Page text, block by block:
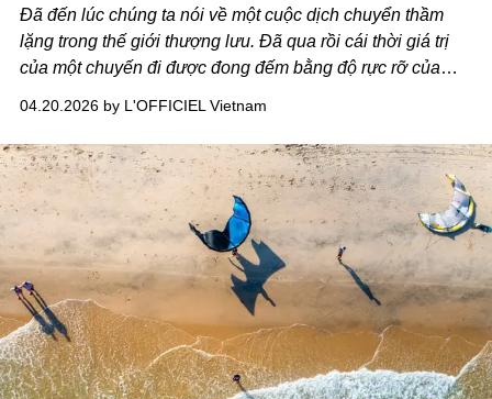
Đã đến lúc chúng ta nói về một cuộc dịch chuyển thầm
lặng trong thế giới thượng lưu. Đã qua rồi cái thời giá trị
của một chuyến đi được đong đếm bằng độ rực rỡ của
đến cứng nhắc. Giới mộ điệu xê dịch ngày nay đã tiến đến
tìm kiếm những điểm chạm sâu sắc hơn vào cảm xúc.
04.20.2026 by L'OFFICIEL Vietnam